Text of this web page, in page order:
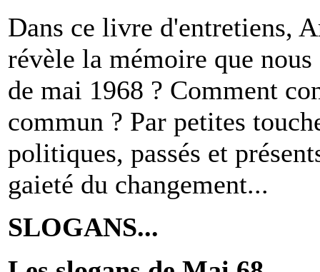
Dans ce livre d'entretiens,
révèle la mémoire que nous
de mai 1968 ? Comment
commun ? Par petites
politiques, passés et
gaieté du changement...
SLOGANS...